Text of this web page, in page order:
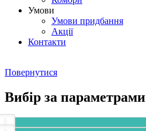
Умови
Умови придбання
Акції
Контакти
Повернутися
Вибір за параметрами